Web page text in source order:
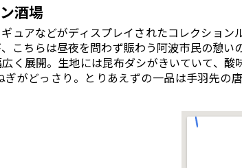
酒場
ュアなどがディスプレイされたコレクショ
こちらは昼夜を問わず賑わう阿波市民の憩い
く展開。生地には昆布ダシがきいていて、酸
がどっさり。とりあえずの一品は手羽先の